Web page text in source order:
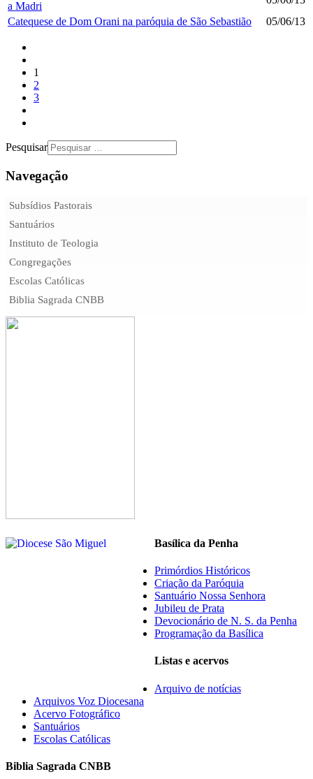
a Madri
Catequese de Dom Orani na paróquia de São Sebastião
05/06/13
1
2
3
Pesquisar
Navegação
Subsídios Pastorais
Santuários
Instituto de Teologia
Congregações
Escolas Católicas
Biblia Sagrada CNBB
Basílica da Penha
Primórdios Históricos
Criação da Paróquia
Santuário Nossa Senhora
Jubileu de Prata
Devocionário de N. S. da Penha
Programação da Basílica
Listas e acervos
Arquivo de notícias
Arquivos Voz Diocesana
Acervo Fotográfico
Santuários
Escolas Católicas
Biblia Sagrada CNBB